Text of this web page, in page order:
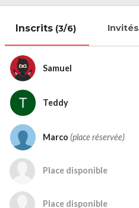
Inscrits (3/6) Invités
Samuel
Teddy
Marco (place réservée)
Place disponible
Place disponible